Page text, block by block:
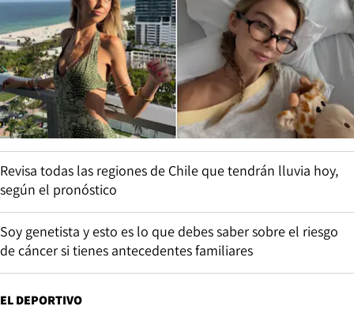
Revisa todas las regiones de Chile que tendrán lluvia hoy,
según el pronóstico
Soy genetista y esto es lo que debes saber sobre el riesgo
de cáncer si tienes antecedentes familiares
EL DEPORTIVO